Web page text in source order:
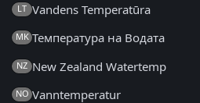
LT Vandens Temperatūra
MK Температура на Водата
NZ New Zealand Watertemp
NO Vanntemperatur